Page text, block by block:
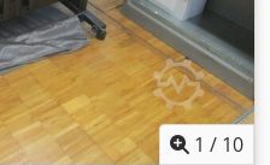
1 / 10